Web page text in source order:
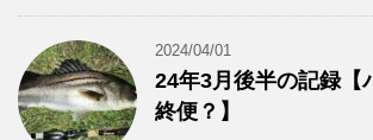
2024/04/01
24年3月後半の記録【
終便？】